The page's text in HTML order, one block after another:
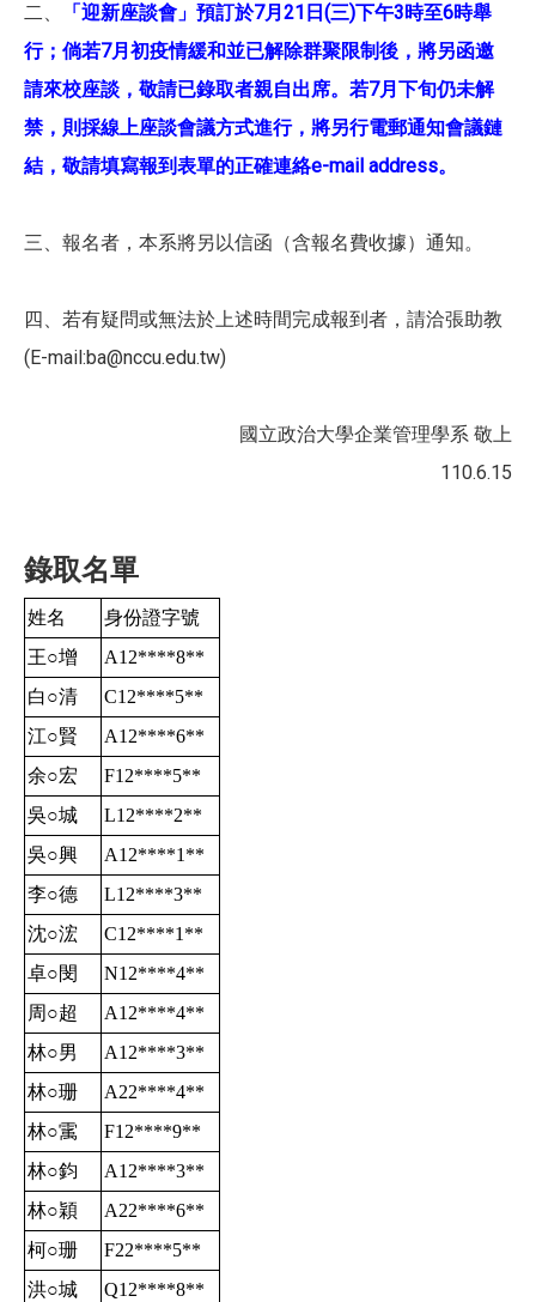
二、
「迎新座談會」預訂於7月21日(三)下午3時至6時舉
行；倘若7月初疫情緩和並已解除群聚限制後，將另函邀
請來校座談，敬請已錄取者親自出席。若7月下旬仍未解
禁，則採線上座談會議方式進行，將另行電郵通知會議鏈
結，敬請填寫報到表單的正確連絡e-mail address。
三、報名者，本系將另以信函（含報名費收據）通知。
四、若有疑問或無法於上述時間完成報到者，請洽張助教
(E-mail:ba@nccu.edu.tw)
國立政治大學企業管理學系 敬上
110.6.15
錄取名單
姓名
身份證字號
王○增
A12****8**
白○清
C12****5**
江○賢
A12****6**
余○宏
F12****5**
吳○城
L12****2**
吳○興
A12****1 **
李○德
L12****3**
沈○浤
C12****1 **
卓○閔
N12****4**
周○超
A12****4**
林○男
A12****3**
林○珊
A22****4**
林○䨞
F12****9**
林○鈞
A12****3**
林○穎
A22****6**
柯○珊
F22****5**
洪○城
Q12****8**